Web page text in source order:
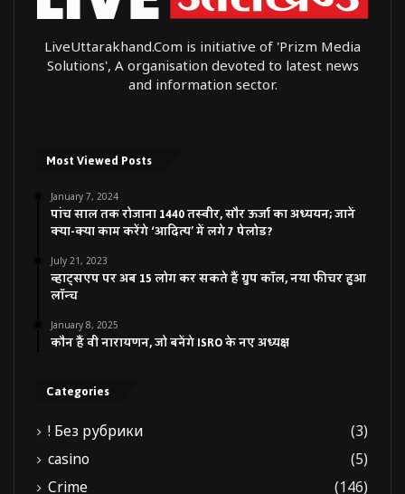
LiveUttarakhand.Com is initiative of 'Prizm Media
Solutions', A organisation devoted to latest news
and information sector.
Most Viewed Posts
January 7, 2024
पांच साल तक रोजाना 1440 तस्वीर, सौर ऊर्जा का अध्ययन; जानें
क्या-क्या काम करेंगे ‘आदित्य’ में लगे 7 पेलोड?
July 21, 2023
व्हाट्सएप पर अब 15 लोग कर सकते हैं ग्रुप कॉल, नया फीचर हुआ
लॉन्च
January 8, 2025
कौन हैं वी नारायणन, जो बनेंगे ISRO के नए अध्यक्ष
Categories
! Без рубрики
(3)
casino
(5)
Crime
(146)